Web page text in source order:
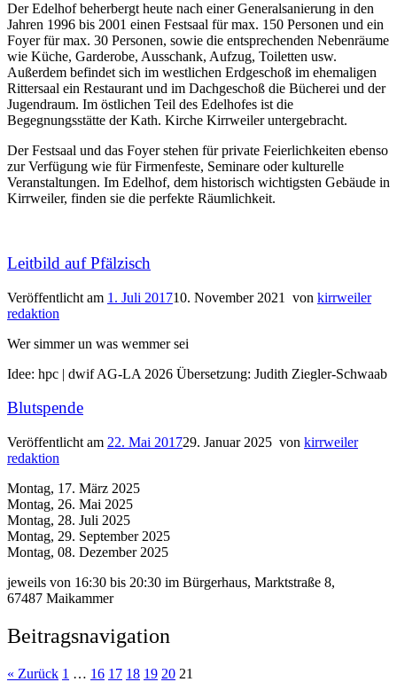
Der Edelhof beherbergt heute nach einer Generalsanierung in den
Jahren 1996 bis 2001 einen Festsaal für max. 150 Personen und ein
Foyer für max. 30 Personen, sowie die entsprechenden Nebenräume
wie Küche, Garderobe, Ausschank, Aufzug, Toiletten usw.
Außerdem befindet sich im westlichen Erdgeschoß im ehemaligen
Rittersaal ein Restaurant und im Dachgeschoß die Bücherei und der
Jugendraum. Im östlichen Teil des Edelhofes ist die
Begegnungsstätte der Kath. Kirche Kirrweiler untergebracht.
Der Festsaal und das Foyer stehen für private Feierlichkeiten ebenso
zur Verfügung wie für Firmenfeste, Seminare oder kulturelle
Veranstaltungen. Im Edelhof, dem historisch wichtigsten Gebäude in
Kirrweiler, finden sie die perfekte Räumlichkeit.
Leitbild auf Pfälzisch
Veröffentlicht am 1. Juli 201710. November 2021 von kirrweiler
redaktion
Wer simmer un was wemmer sei
Idee: hpc | dwif AG-LA 2026 Übersetzung: Judith Ziegler-Schwaab
Blutspende
Veröffentlicht am 22. Mai 201729. Januar 2025 von kirrweiler
redaktion
Montag, 17. März 2025
Montag, 26. Mai 2025
Montag, 28. Juli 2025
Montag, 29. September 2025
Montag, 08. Dezember 2025
jeweils von 16:30 bis 20:30 im Bürgerhaus, Marktstraße 8,
67487 Maikammer
Beitragsnavigation
« Zurück 1 … 16 17 18 19 20 21